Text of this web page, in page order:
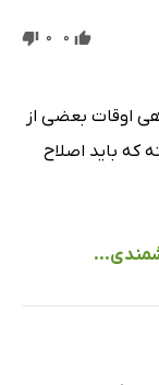
0
0
اوقات بعضی از
که باید اصلاح